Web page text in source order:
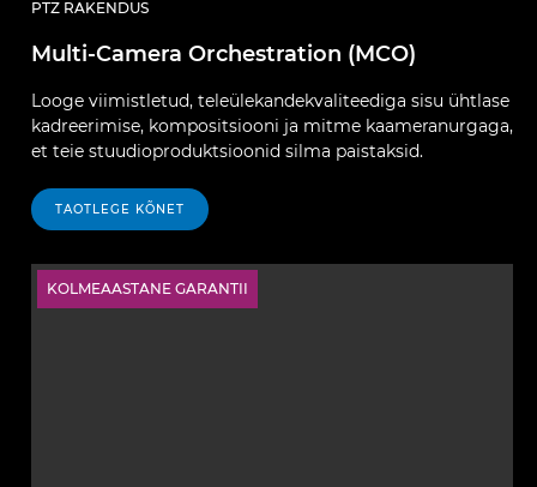
PTZ RAKENDUS
Multi-Camera Orchestration (MCO)
Looge viimistletud, teleülekandekvaliteediga sisu ühtlase
kadreerimise, kompositsiooni ja mitme kaameranurgaga,
et teie stuudioproduktsioonid silma paistaksid.
TAOTLEGE KÕNET
KOLMEAASTANE GARANTII